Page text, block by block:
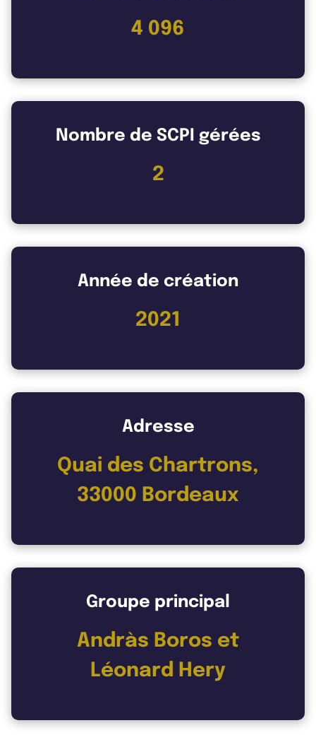
4 096
Nombre de SCPI gérées
2
Année de création
2021
Adresse
Quai des Chartrons,
33000 Bordeaux
Groupe principal
Andràs Boros et
Léonard Hery